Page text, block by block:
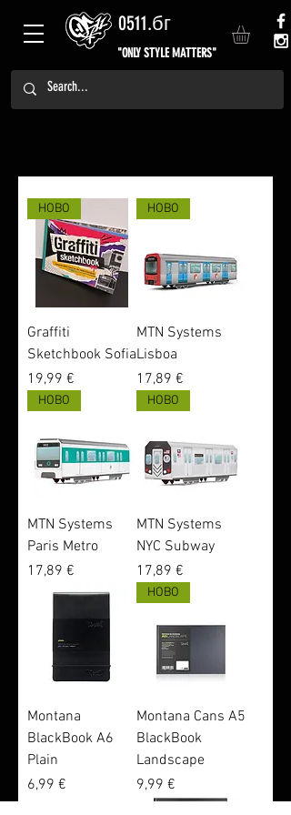
0511.бг
"ONLY STYLE MATTERS"
НОВО
Graffiti
Sketchbook Sofia
Цена
19,99 €
НОВО
MTN Systems
Lisboa
Цена
17,89 €
НОВО
MTN Systems
Paris Metro
Цена
17,89 €
НОВО
MTN Systems
NYC Subway
Цена
17,89 €
Montana
BlackBook A6
Plain
Цена
6,99 €
НОВО
Montana Cans A5
BlackBook
Landscape
Цена
9,99 €